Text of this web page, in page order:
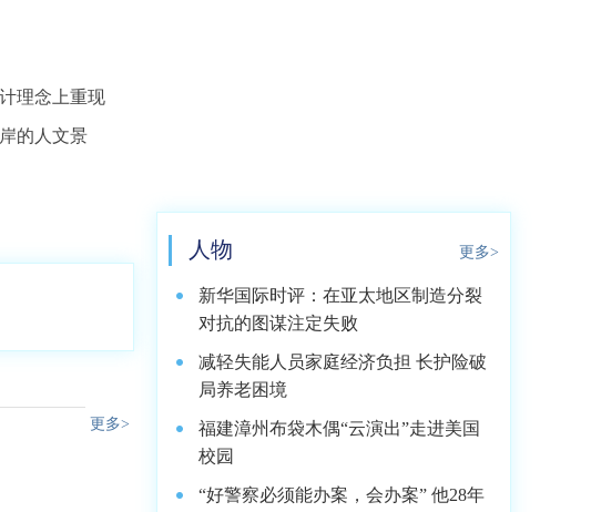
理念上重现
的人文景
更多>
人物 更多>
新华国际时评：在亚太地区制造分裂
对抗的图谋注定失败
减轻失能人员家庭经济负担 长护险破
局养老困境
福建漳州布袋木偶“云演出”走进美国
校园
“好警察必须能办案，会办案” 他28年